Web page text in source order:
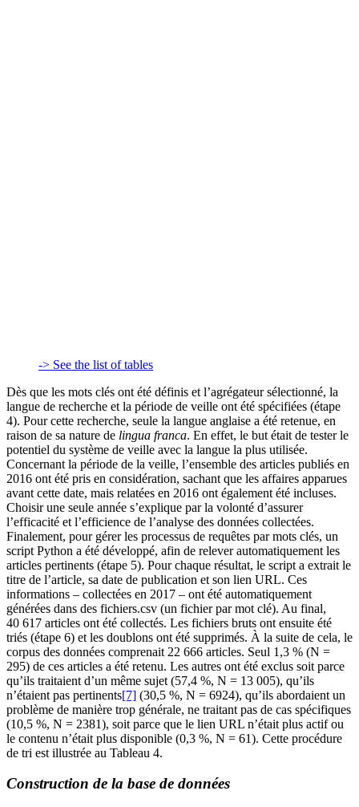
-> See the list of tables
Dès que les mots clés ont été définis et l’agrégateur sélectionné, la
langue de recherche et la période de veille ont été spécifiées (étape
4). Pour cette recherche, seule la langue anglaise a été retenue, en
raison de sa nature de lingua franca. En effet, le but était de tester le
potentiel du système de veille avec la langue la plus utilisée.
Concernant la période de la veille, l’ensemble des articles publiés en
2016 ont été pris en considération, sachant que les affaires apparues
avant cette date, mais relatées en 2016 ont également été incluses.
Choisir une seule année s’explique par la volonté d’assurer
l’efficacité et l’efficience de l’analyse des données collectées.
Finalement, pour gérer les processus de requêtes par mots clés, un
script Python a été développé, afin de relever automatiquement les
articles pertinents (étape 5). Pour chaque résultat, le script a extrait le
titre de l’article, sa date de publication et son lien URL. Ces
informations – collectées en 2017 – ont été automatiquement
générées dans des fichiers.csv (un fichier par mot clé). Au final,
40 617 articles ont été collectés. Les fichiers bruts ont ensuite été
triés (étape 6) et les doublons ont été supprimés. À la suite de cela, le
corpus des données comprenait 22 666 articles. Seul 1,3 % (N =
295) de ces articles a été retenu. Les autres ont été exclus soit parce
qu’ils traitaient d’un même sujet (57,4 %, N = 13 005), qu’ils
n’étaient pas pertinents[7] (30,5 %, N = 6924), qu’ils abordaient un
problème de manière trop générale, ne traitant pas de cas spécifiques
(10,5 %, N = 2381), soit parce que le lien URL n’était plus actif ou
le contenu n’était plus disponible (0,3 %, N = 61). Cette procédure
de tri est illustrée au Tableau 4.
Construction de la base de données